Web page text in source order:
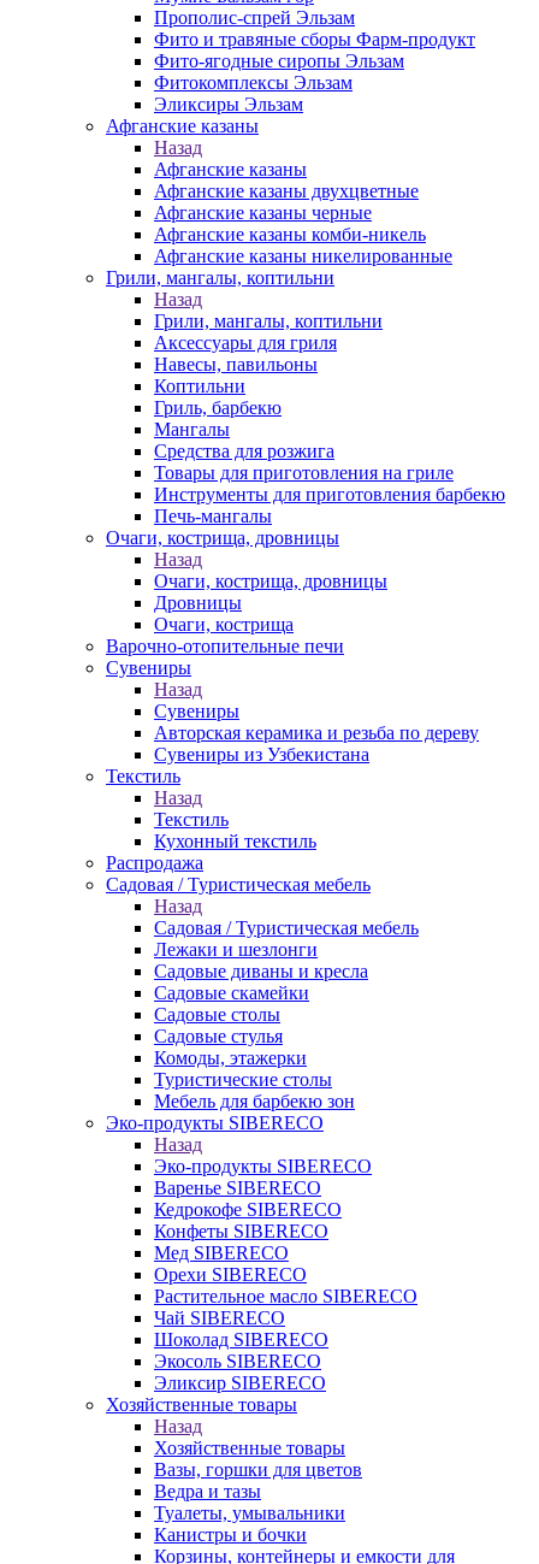
Прополис-спрей Эльзам
Фито и травяные сборы Фарм-продукт
Фито-ягодные сиропы Эльзам
Фитокомплексы Эльзам
Эликсиры Эльзам
Афганские казаны
Назад
Афганские казаны
Афганские казаны двухцветные
Афганские казаны черные
Афганские казаны комби-никель
Афганские казаны никелированные
Грили, мангалы, коптильни
Назад
Грили, мангалы, коптильни
Аксессуары для гриля
Навесы, павильоны
Коптильни
Гриль, барбекю
Мангалы
Средства для розжига
Товары для приготовления на гриле
Инструменты для приготовления барбекю
Печь-мангалы
Очаги, кострища, дровницы
Назад
Очаги, кострища, дровницы
Дровницы
Очаги, кострища
Варочно-отопительные печи
Сувениры
Назад
Сувениры
Авторская керамика и резьба по дереву
Сувениры из Узбекистана
Текстиль
Назад
Текстиль
Кухонный текстиль
Распродажа
Садовая / Туристическая мебель
Назад
Садовая / Туристическая мебель
Лежаки и шезлонги
Садовые диваны и кресла
Садовые скамейки
Садовые столы
Садовые стулья
Комоды, этажерки
Туристические столы
Мебель для барбекю зон
Эко-продукты SIBERECO
Назад
Эко-продукты SIBERECO
Варенье SIBERECO
Кедрокофе SIBERECO
Конфеты SIBERECO
Мед SIBERECO
Орехи SIBERECO
Растительное масло SIBERECO
Чай SIBERECO
Шоколад SIBERECO
Экосоль SIBERECO
Эликсир SIBERECO
Хозяйственные товары
Назад
Хозяйственные товары
Вазы, горшки для цветов
Ведра и тазы
Туалеты, умывальники
Канистры и бочки
Корзины, контейнеры и емкости для